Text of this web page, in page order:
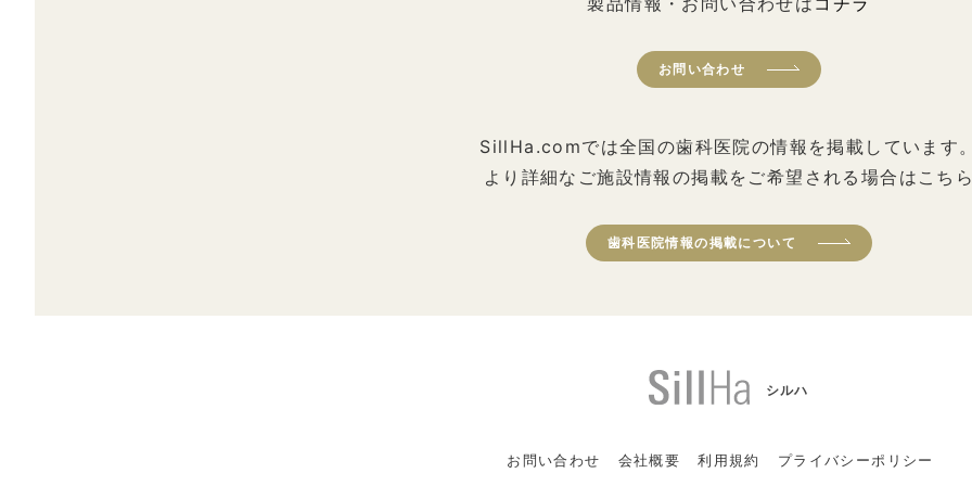
お問い合わせ
SillHa.comでは全国の歯科医院の情報を掲載しています
より詳細なご施設情報の掲載をご希望される場合はこち
歯科医院情報の掲載について
シルハ
お問い合わせ 会社概要 利用規約 プライバシーポリシー